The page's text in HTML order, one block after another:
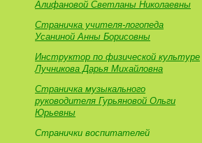
Алифановой Светланы Николаевны
Страничка учителя-логопеда
Усаниной Анны Борисовны
Инструктор по физической культуре
Лучникова Дарья Михайловна
Страничка музыкального
руководителя Гурьяновой Ольги
Юрьевны
Странички воспитателей